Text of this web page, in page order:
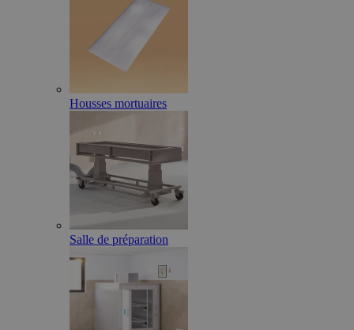
Housses mortuaires
Salle de préparation